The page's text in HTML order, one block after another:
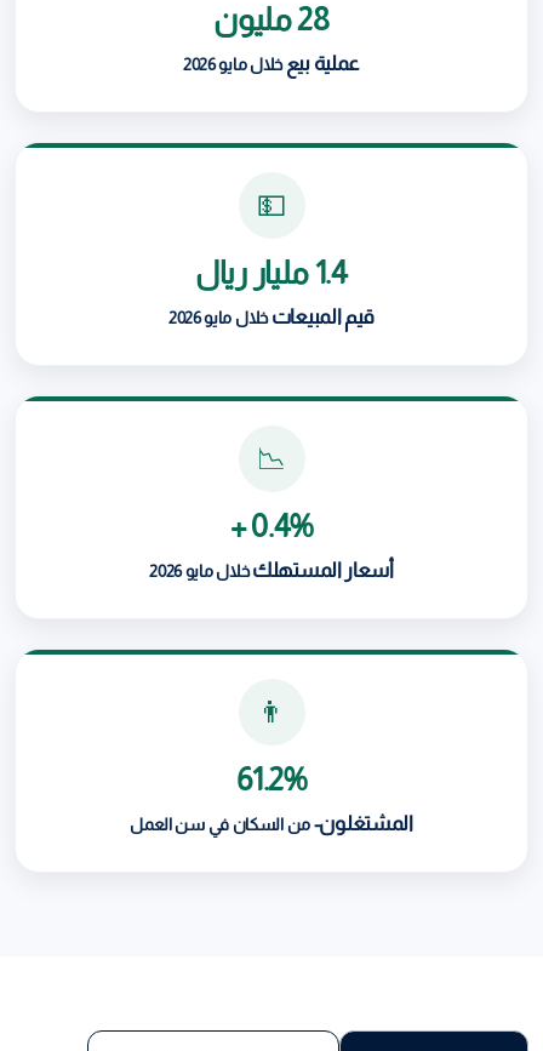
28 مليون
عملية بيعخلال مايو 2026
💵
1.4 مليار ريال
قيم المبيعاتخلال مايو 2026
📉
0.4% +
أسعار المستهلكخلال مايو 2026
👨
61.2%
المشتغلون- من السكان في سن العمل